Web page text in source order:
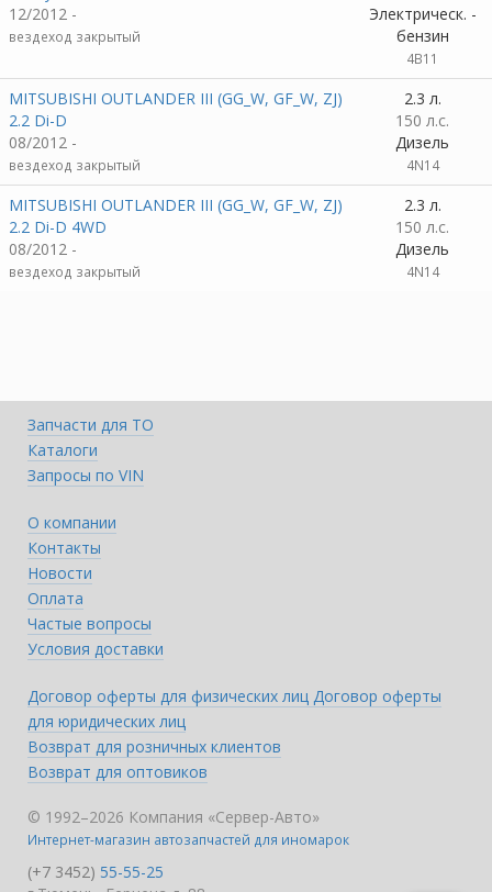
12/2012 -
вездеход закрытый
Электрическ. -
бензин
4B11
MITSUBISHI OUTLANDER III (GG_W, GF_W, ZJ)
2.2 Di-D
08/2012 -
вездеход закрытый
2.3 л.
150 л.с.
Дизель
4N14
MITSUBISHI OUTLANDER III (GG_W, GF_W, ZJ)
2.2 Di-D 4WD
08/2012 -
вездеход закрытый
2.3 л.
150 л.с.
Дизель
4N14
Запчасти для ТО
Каталоги
Запросы по VIN
О компании
Контакты
Новости
Оплата
Частые вопросы
Условия доставки
Договор оферты для физических лиц Договор оферты
для юридических лиц
Возврат для розничных клиентов
Возврат для оптовиков
© 1992–2026 Компания «Сервер-Авто»
Интернет-магазин автозапчастей для иномарок
(+7 3452) 55-55-25